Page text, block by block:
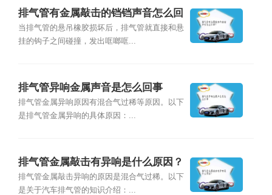
排气管有金属敲击的铛铛声音怎么回
事？
当排气管的悬吊橡胶损坏后，排气管就直接和悬
挂的钩子之间碰撞，发出哐啷哐...
排气管异响金属声音是怎么回事
排气管金属异响原因有混合气过稀等原因。以下
是排气管金属异响的具体原因：...
排气管金属敲击有异响是什么原因？
排气管金属敲击异响的原因是混合气过稀。以下
是关于汽车排气管的知识介绍：...